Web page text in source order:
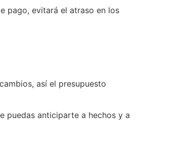
pago, evitará el atraso en los
así el presupuesto
puedas anticiparte a hechos y a